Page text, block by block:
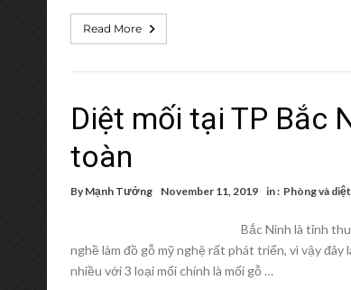
Read More
Diệt mối tại TP Bắc
toàn
By Mạnh Tưởng November 11, 2019 in : Phòng và
Bắc Ninh là tỉnh
nghề làm đồ gỗ mỹ nghệ rất phát triển, vì vậy
nhiều với 3 loại mối chính là mối gỗ …